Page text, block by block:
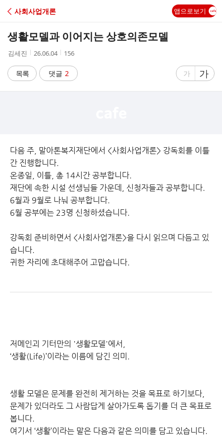
C
A
사회사업개론 앱으로보기
생활모델과 이어지는 상호의존모델
작
자
김세진
작
시
간
26.06.04
조
수
156
목록 댓글 2
글
게
가
글
자
게
가
다음 주, 말아톤복지재단에서 <사회사업개론> 강독회를 이틀
간 진행합니다.
온종일, 이틀, 총 14시간 공부합니다.
재단에 속한 시설 선생님들 가운데, 신청자들과 공부합니다.
6월과 9월로 나눠 공부합니다.
6월 공부에는 23명 신청하셨습니다.
강독회 준비하면서 <사회사업개론>을 다시 읽으며 다듬고 있
습니다.
귀한 자리에 초대해주어 고맙습니다.
저메인괴 기터만의 '생활모델'에서,
‘생활(Life)’이라는 이름에 담긴 의미.
생활 모델은 문제를 완전히 제거하는 것을 목표로 하기보다,
문제가 있더라도 그 사람답게 살아가도록 돕기를 더 큰 목표로
봅니다.
여기서 ‘생활’이라는 말은 다음과 같은 의미를 담고 있습니다.